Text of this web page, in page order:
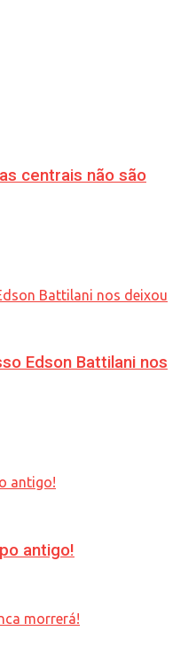
centrais não são
Edson Battilani nos
antigo!